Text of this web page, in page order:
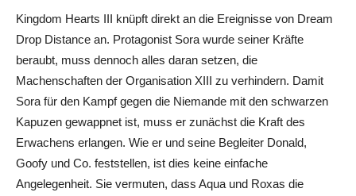
Kingdom Hearts III knüpft direkt an die Ereignisse von Dream
Drop Distance an. Protagonist Sora wurde seiner Kräfte
beraubt, muss dennoch alles daran setzen, die
Machenschaften der Organisation XIII zu verhindern. Damit
Sora für den Kampf gegen die Niemande mit den schwarzen
Kapuzen gewappnet ist, muss er zunächst die Kraft des
Erwachens erlangen. Wie er und seine Begleiter Donald,
Goofy und Co. feststellen, ist dies keine einfache
Angelegenheit. Sie vermuten, dass Aqua und Roxas die